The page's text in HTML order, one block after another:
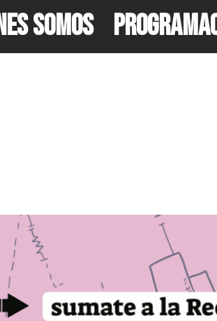
SOMOS